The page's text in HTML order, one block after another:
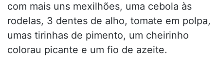
com mais uns mexilhões, uma cebola às
rodelas, 3 dentes de alho, tomate em polpa,
umas tirinhas de pimento, um cheirinho
colorau picante e um fio de azeite.